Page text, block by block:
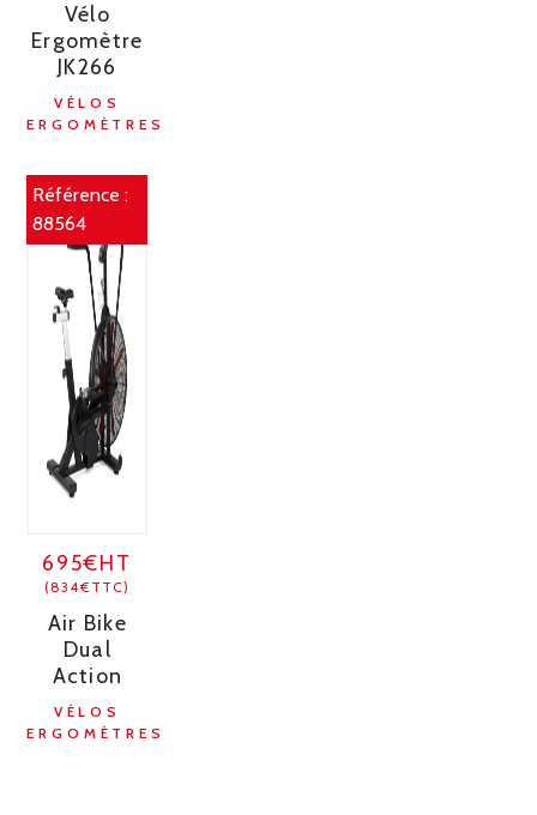
Vélo
Ergomètre
JK266
VÉLOS
ERGOMÈTRES
Référence :
88564
695€HT
(834€TTC)
Air Bike
Dual
Action
VÉLOS
ERGOMÈTRES